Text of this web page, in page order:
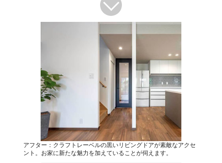
アフター：クラフトレーベルの黒いリビングドアが素敵なアクセ
ント。お家に新たな魅力を加えていることが伺えます。